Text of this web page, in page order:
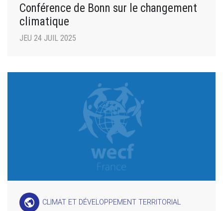
Conférence de Bonn sur le changement
climatique
JEU 24 JUIL 2025
public CLIMAT ET DÉVELOPPEMENT TERRITORIAL